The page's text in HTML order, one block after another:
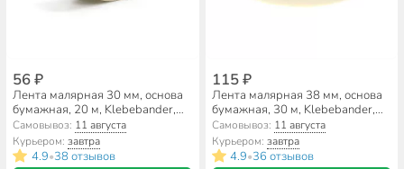
56 ₽
Лента малярная 30 мм, основа
бумажная, 20 м, Klebebander,
010
Самовывоз: 11 августа
Курьером:завтра
4.9•38 отзывов
115 ₽
Лента малярная 38 мм, основа
бумажная, 30 м, Klebebander,
Kraft Premium, крепированная
Самовывоз: 11 августа
Курьером: завтра
4.9•36 отзывов